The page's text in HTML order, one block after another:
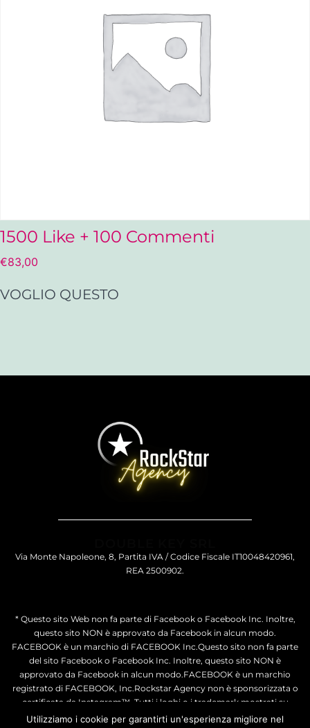
1500 Like + 100 Commenti
€83,00
VOGLIO QUESTO
Via Monte Napoleone, 8, Partita IVA / Codice Fiscale IT10048420961,
REA 2500902.
* Questo sito Web non fa parte di Facebook o Facebook Inc. Inoltre,
questo sito NON è approvato da Facebook in alcun modo.
FACEBOOK è un marchio di FACEBOOK Inc.Questo sito non fa parte
del sito Facebook o Facebook Inc. Inoltre, questo sito NON è
approvato da Facebook in alcun modo.FACEBOOK è un marchio
registrato di FACEBOOK, Inc.Rockstar Agency non è sponsorizzata o
certificata da Instagram™. Tutti i loghi o i trademark mostrati su
questo sito web sono di proprietà di Instagram.
Utilizziamo i cookie per garantirti un'esperienza migliore nel